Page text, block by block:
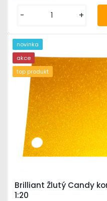
- +
Brilliant Žlutý Candy
1:20
novinka
akce
top produkt